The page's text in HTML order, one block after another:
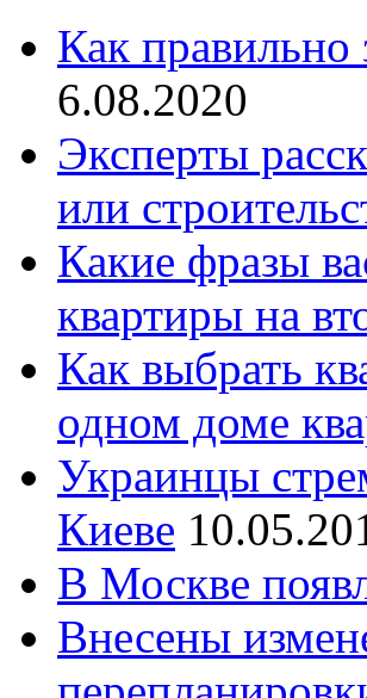
Как правильно
6.08.2020
Эксперты
или
Какие фразы
квартиры на
Как выбрать
одном доме
Украинцы
Киеве
В Москве
Внесены